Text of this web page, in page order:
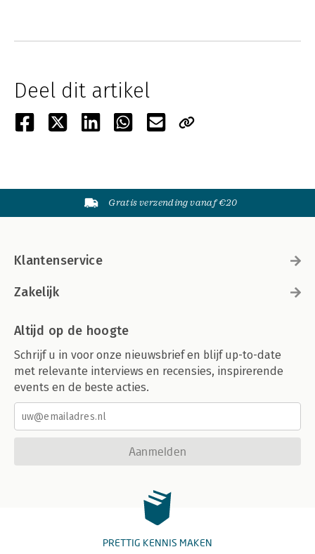
Deel dit artikel
Gratis verzending vanaf €20
Klantenservice
Zakelijk
Altijd op de hoogte
Schrijf u in voor onze nieuwsbrief en blijf up-to-date
met relevante interviews en recensies, inspirerende
events en de beste acties.
Aanmelden
PRETTIG KENNIS MAKEN